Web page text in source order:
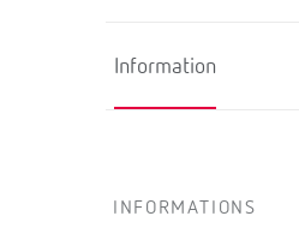
Information
INFORMATIONS